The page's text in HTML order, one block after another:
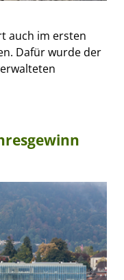
auch im ersten
Dafür wurde der